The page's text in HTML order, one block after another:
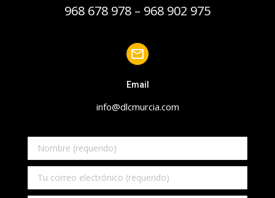
968 678 978 – 968 902 975
Email
info@dlcmurcia.com